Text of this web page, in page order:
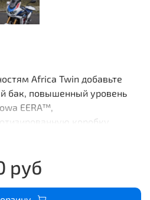
Africa Twin добавьте
бак, повышенный уровень
EERA™,
коробку
по обзорности
Cracked Terrain,
Africa Twin, и вы
Sports – лучшее
руб